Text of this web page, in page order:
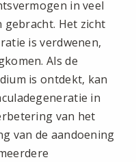
in veel
Het zicht
is verdwenen,
Als de
is ontdekt, kan
in
van het
van de aandoening